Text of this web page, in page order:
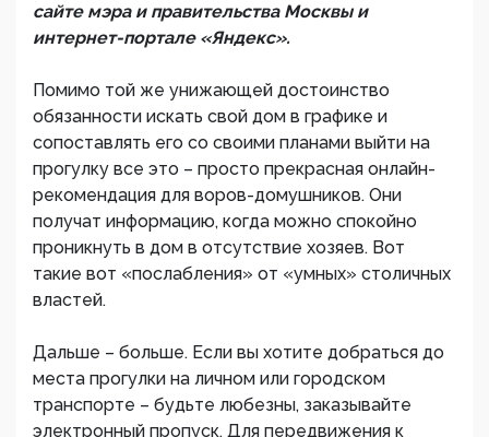
сайте мэра и правительства Москвы и
интернет-портале «Яндекс».
Помимо той же унижающей достоинство
обязанности искать свой дом в графике и
сопоставлять его со своими планами выйти на
прогулку все это – просто прекрасная онлайн-
рекомендация для воров-домушников. Они
получат информацию, когда можно спокойно
проникнуть в дом в отсутствие хозяев. Вот
такие вот «послабления» от «умных» столичных
властей.
Дальше – больше. Если вы хотите добраться до
места прогулки на личном или городском
транспорте – будьте любезны, заказывайте
электронный пропуск. Для передвижения к